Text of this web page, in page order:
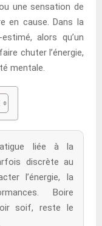
une sensation de
en cause. Dans la
alors qu’un
chuter l’énergie,
mentale.
liée à la
discrète au
l’énergie, la
Boire
soif, reste le